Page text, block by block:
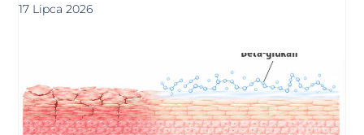
17 Lipca 2026